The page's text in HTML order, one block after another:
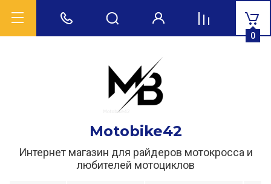
Motobike42
Интернет магазин для райдеров мотокросса и
любителей мотоциклов
0